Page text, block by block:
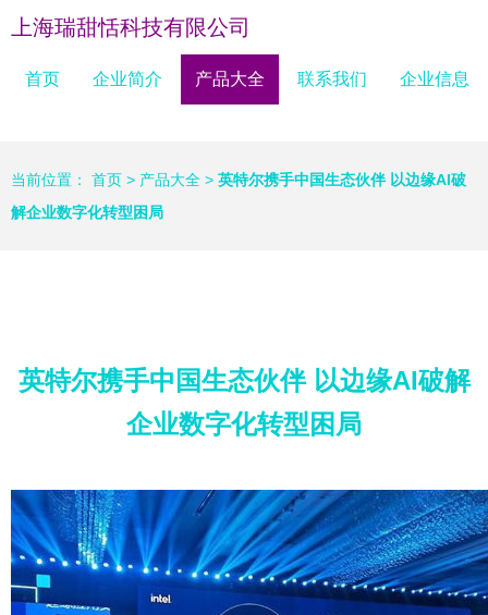
上海瑞甜恬科技有限公司
首页 企业简介 产品大全 联系我们 企业信息
当前位置： 首页 > 产品大全 > 英特尔携手中国生态伙伴 以边缘AI破
解企业数字化转型困局
英特尔携手中国生态伙伴 以边缘AI破解
企业数字化转型困局